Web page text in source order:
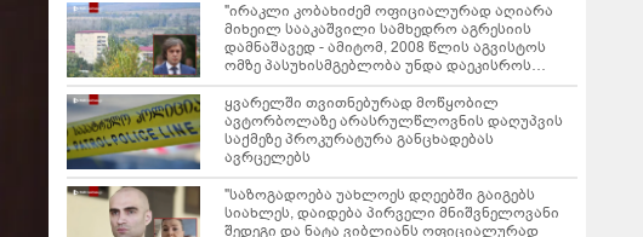
"ირაკლი კობახიძემ ოფიციალურად აღიარა
მიხეილ სააკაშვილი სამხედრო აგრესიის
დამნაშავედ - ამიტომ, 2008 წლის აგვისტოს
ომზე პასუხისმგებლობა უნდა დაეკისროს
ქვეყანას" - ოკუპირებული ცხინვალის ე.წ.
საგარეო უწყება განცხადებას ავრცელებს
ყვარელში თვითნებურად მოწყობილ
ავტორბოლაზე არასრულწლოვნის დაღუპვის
საქმეზე პროკურატურა განცხადებას
ავრცელებს
"საზოგადოება უახლოეს დღეებში გაიგებს
სიახლეს, დაიდება პირველი მნიშვნელოვანი
შედეგი და ნატა ვიბლიანს ოფიციალურად